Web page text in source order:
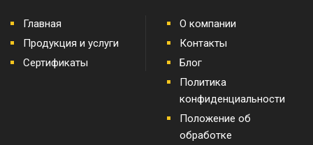
Главная
Продукция и услуги
Сертификаты
О компании
Контакты
Блог
Политика
конфиденциальности
Положение об
обработке